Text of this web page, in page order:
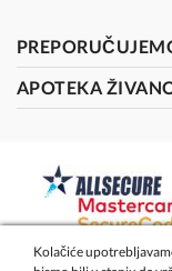
APOTEKA
Kolačiće